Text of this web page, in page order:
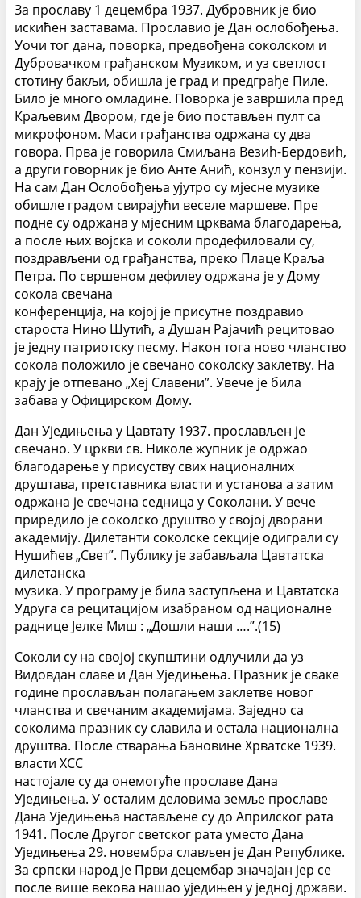
За прославу 1 децембра 1937. Дубровник је био
искићен заставама. Прославио је Дан ослобођења.
Уочи тог дана, поворка, предвођена соколском и
Дубровачком грађанском Музиком, и уз светлост
стотину бакљи, обишла је град и предграђе Пиле.
Било је много омладине. Поворка је завршила пред
Краљевим Двором, где је био постављен пулт са
микрофоном. Маси грађанства одржана су два
говора. Прва је говорила Смиљана Везић-Бердовић,
а други говорник је био Анте Анић, конзул у пензији.
На сам Дан Ослобођења ујутро су мјесне музике
обишле градом свирајући веселе маршеве. Пре
подне су одржана у мјесним црквама благодарења,
а после њих војска и соколи продефиловали су,
поздрављени од грађанства, преко Плаце Краља
Петра. По свршеном дефилеу одржана је у Дому
сокола свечана
конференција, на којој је присутне поздравио
староста Нино Шутић, а Душан Рајачић рецитовао
је једну патриотску песму. Након тога ново чланство
сокола положило је свечано соколску заклетву. На
крају је отпевано „Хеј Славени”. Увече је била
забава у Официрском Дому.
Дан Уједињења у Цавтату 1937. прослављен је
свечано. У цркви св. Николе жупник је одржао
благодарење у присуству свих националних
друштава, претставника власти и установа а затим
одржана је свечана седница у Соколани. У вече
приредило је соколско друштво у својој дворани
академију. Дилетанти соколске секције одиграли су
Нушићев „Свет”. Публику је забављала Цавтатска
дилетанска
музика. У програму је била заступљена и Цавтатска
Удруга са рецитацијом изабраном од националне
раднице Јелке Миш : „Дошли наши ….”.(15)
Соколи су на својој скупштини одлучили да уз
Видовдан славе и Дан Уједињења. Празник је сваке
године прослављан полагањем заклетве новог
чланства и свечаним академијама. Заједно са
соколима празник су славила и остала национална
друштва. После стварања Бановине Хрватске 1939.
власти ХСС
настојале су да онемогуће прославе Дана
Уједињења. У осталим деловима земље прославе
Дана Уједињења настављене су до Априлског рата
1941. После Другог светског рата уместо Дана
Уједињења 29. новембра слављен је Дан Републике.
За српски народ је Први децембар значајан јер се
после више векова нашао уједињен у једној држави.